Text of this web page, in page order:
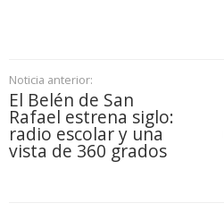
Noticia anterior:
El Belén de San
Rafael estrena siglo:
radio escolar y una
vista de 360 grados